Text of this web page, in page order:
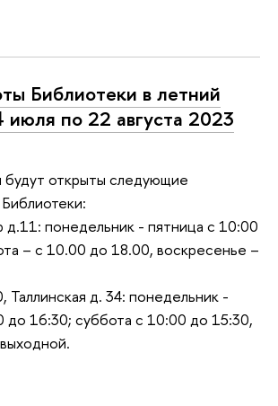
Библиотеки в летний
июля по 22 августа 2023
открыты следующие
понедельник - пятница с 10:00
– с 10.00 до 18.00, воскресенье –
Таллинская д. 34: понедельник -
до 16:30; суббота с 10:00 до 15:30,